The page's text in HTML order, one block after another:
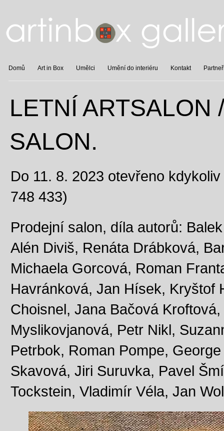
Domů Art in Box Umělci Umění do interiéru Kontakt
LETNÍ ARTSALON
SALON.
Do 11. 8. 2023 otevřeno
748 433)
Prodejní salon, díla autorů:
Alén Diviš, Renáta Drábková,
Michaela Gorcová, Roman
Havránková, Jan Hísek, Kryštof
Choisnel, Jana Bačová
Myslikovjanová, Petr Nikl,
Petrbok, Roman Pompe,
Skavová, Jiri Suruvka, Pavel
Tockstein, Vladimír Véla, Jan